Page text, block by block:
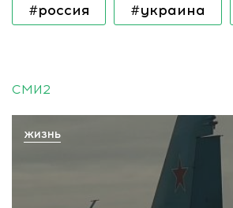
#россия #украина
СМИ2
ЖИЗНЬ